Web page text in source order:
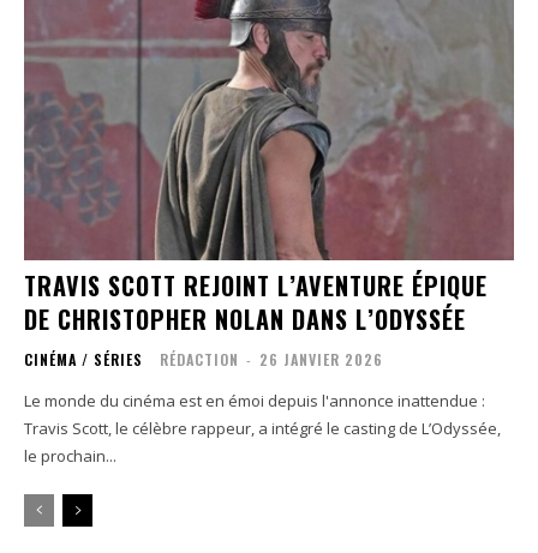
TRAVIS SCOTT REJOINT L’AVENTURE ÉPIQUE
DE CHRISTOPHER NOLAN DANS L’ODYSSÉE
CINÉMA / SÉRIES RÉDACTION - 26 JANVIER 2026
Le monde du cinéma est en émoi depuis l'annonce inattendue :
Travis Scott, le célèbre rappeur, a intégré le casting de L’Odyssée,
le prochain...